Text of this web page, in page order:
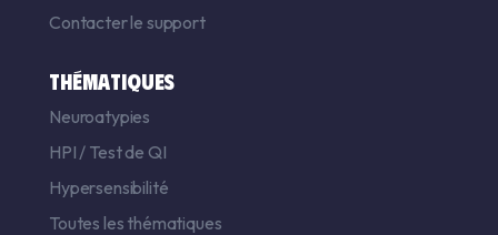
Contacter le support
THÉMATIQUES
Neuroatypies
HPI / Test de QI
Hypersensibilité
Toutes les thématiques